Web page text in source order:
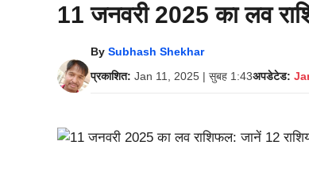
11 जनवरी 2025 का लव
By Subhash Shekhar
प्रकाशित: Jan 11, 2025 | सुबह 1:43अपडेटेड: